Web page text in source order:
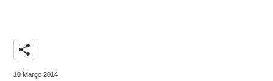
share
10 Março 2014